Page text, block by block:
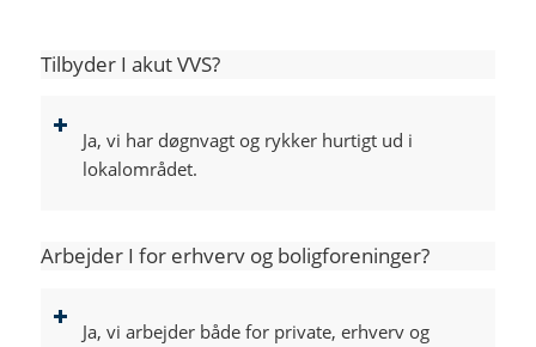
Tilbyder I akut VVS?
Ja, vi har døgnvagt og rykker hurtigt ud i
lokalområdet.
Arbejder I for erhverv og boligforeninger?
Ja, vi arbejder både for private, erhverv og